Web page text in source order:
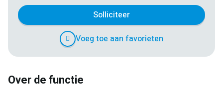
Solliciteer
Voeg toe aan favorieten
Over de functie